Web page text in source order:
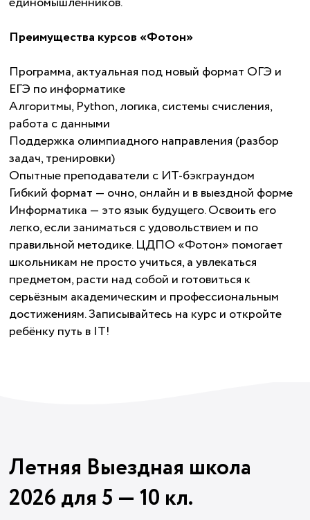
Преимущества курсов «Фотон»
Программа, актуальная под новый формат ОГЭ и
ЕГЭ по информатике
Алгоритмы, Python, логика, системы счисления,
работа с данными
Поддержка олимпиадного направления (разбор
задач, тренировки)
Опытные преподаватели с ИТ-бэкграундом
Гибкий формат — очно, онлайн и в выездной форме
Информатика — это язык будущего. Освоить его
легко, если заниматься с удовольствием и по
правильной методике. ЦДПО «Фотон» помогает
школьникам не просто учиться, а увлекаться
предметом, расти над собой и готовиться к
серьёзным академическим и профессиональным
достижениям. Записывайтесь на курс и откройте
ребёнку путь в IT!
Летняя Выездная школа
2026 для 5 — 10 кл.